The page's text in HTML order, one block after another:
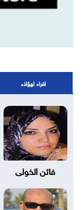
اقراء لهؤلاء
فاتن الخولى